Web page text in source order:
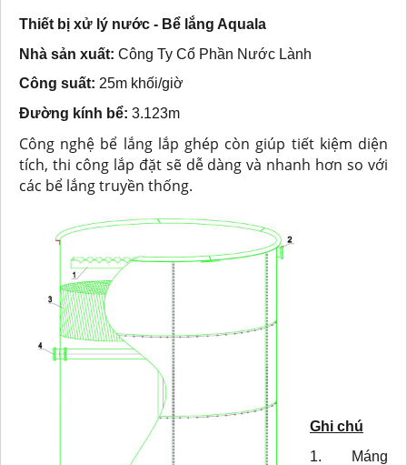
Thiết bị xử lý nước - Bể lắng Aquala
Nhà sản xuất: Công Ty Cổ Phần Nước Lành
Công suất: 25m khối/giờ
Đường kính bể: 3.123m
Công nghệ bể lắng lắp ghép còn giúp tiết kiệm diện
tích, thi công lắp đặt sẽ dễ dàng và nhanh hơn so với
các bể lắng truyền thống.
Ghi chú
1. Máng